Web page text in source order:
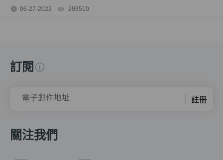
06-27-2022 293510
訂閱
電子郵件地址 註冊
關注我們